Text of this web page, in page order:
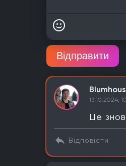
Відправити
13.10.2024,
Це
Відповісти